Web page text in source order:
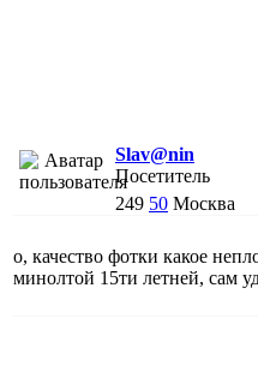
Slav@nin
Посетитель
249 50 Москва
о, качество фотки какое
минолтой 15ти летней, сам